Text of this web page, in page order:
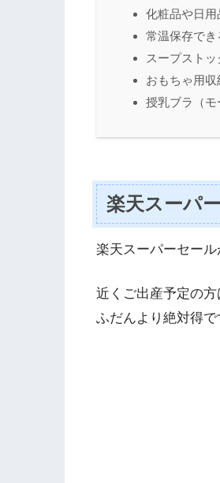
化粧品や日用
常温保存でき
スープスト
おもちゃ用収
授乳ブラ（モ
楽天スーパ
楽天スーパーセール
近くご出産予定の
ふだんより絶対得で